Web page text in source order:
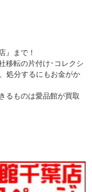
』まで！
移転の片付け･コレクシ
処分するにもお金がか
るものは愛品館が買取